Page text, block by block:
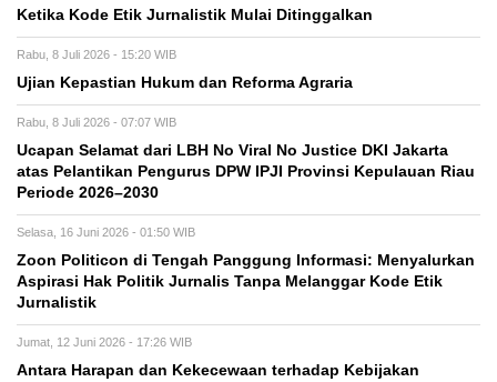
Ketika Kode Etik Jurnalistik Mulai Ditinggalkan
Rabu, 8 Juli 2026 - 15:20 WIB
Ujian Kepastian Hukum dan Reforma Agraria
Rabu, 8 Juli 2026 - 07:07 WIB
Ucapan Selamat dari LBH No Viral No Justice DKI Jakarta
atas Pelantikan Pengurus DPW IPJI Provinsi Kepulauan Riau
Periode 2026–2030
Selasa, 16 Juni 2026 - 01:50 WIB
Zoon Politicon di Tengah Panggung Informasi: Menyalurkan
Aspirasi Hak Politik Jurnalis Tanpa Melanggar Kode Etik
Jurnalistik
Jumat, 12 Juni 2026 - 17:26 WIB
Antara Harapan dan Kekecewaan terhadap Kebijakan